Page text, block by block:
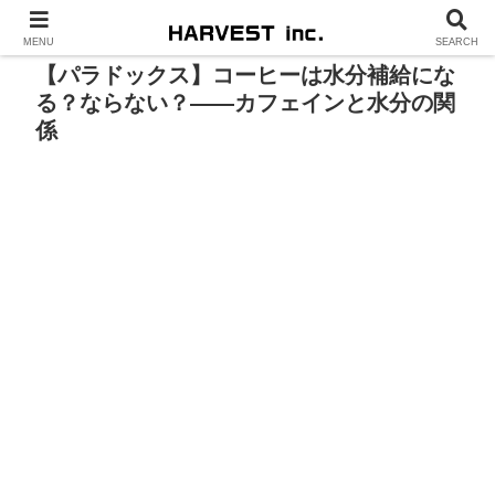
【パラドックス】コーヒーは水分補給にな
る？ならない？――カフェインと水分の関
係
MENU SEARCH